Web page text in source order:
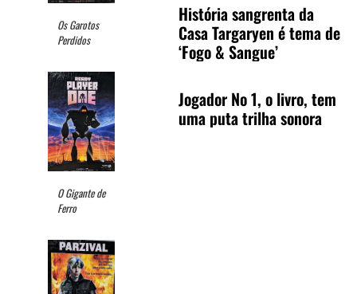
Os Garotos
Perdidos
O Gigante de
Ferro
História sangrenta da
Casa Targaryen é tema de
‘Fogo & Sangue’
Jogador No 1, o livro, tem
uma puta trilha sonora